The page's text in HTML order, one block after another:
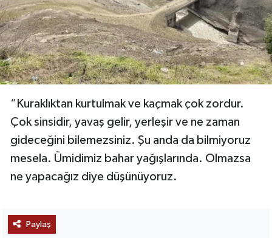
“Kuraklıktan kurtulmak ve kaçmak çok zordur.
Çok sinsidir, yavaş gelir, yerleşir ve ne zaman
gideceğini bilemezsiniz. Şu anda da bilmiyoruz
mesela. Ümidimiz bahar yağışlarında. Olmazsa
ne yapacağız diye düşünüyoruz.
Paylaş